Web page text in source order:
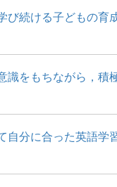
び続ける子どもの育
識をもちながら，
自分に合った英語